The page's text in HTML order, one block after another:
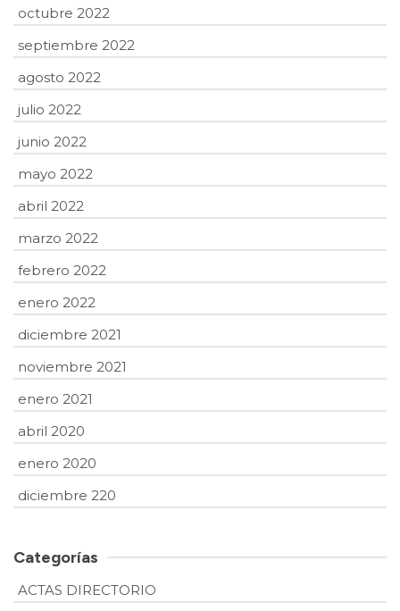
octubre 2022
septiembre 2022
agosto 2022
julio 2022
junio 2022
mayo 2022
abril 2022
marzo 2022
febrero 2022
enero 2022
diciembre 2021
noviembre 2021
enero 2021
abril 2020
enero 2020
diciembre 220
Categorías
ACTAS DIRECTORIO